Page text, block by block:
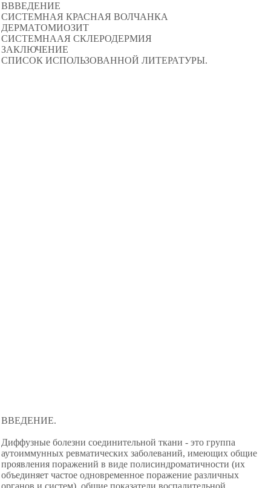
ВВВЕДЕНИЕ
СИСТЕМНАЯ КРАСНАЯ ВОЛЧАНКА
ДЕРМАТОМИОЗИТ
СИСТЕМНААЯ СКЛЕРОДЕРМИЯ
ЗАКЛЮЧЕНИЕ
СПИСОК ИСПОЛЬЗОВАННОЙ ЛИТЕРАТУРЫ.
ВВЕДЕНИЕ.
Диффузные болезни соединительной ткани - это группа
аутоиммунных ревматических заболеваний, имеющих общие
проявления поражений в виде полисиндроматичности (их
объединяет частое одновременное поражение различных
органов и систем), общие показатели воспалительной